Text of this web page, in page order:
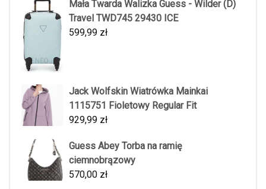
Mała Twarda Walizka Guess - Wilder (D)
Travel TWD745 29430 ICE
599,99 zł
Jack Wolfskin Wiatrówka Mainkai
1115751 Fioletowy Regular Fit
929,99 zł
Guess Abey Torba na ramię
ciemnobrązowy
570,00 zł